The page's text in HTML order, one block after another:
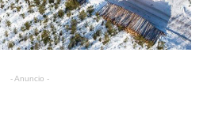
- Anuncio -